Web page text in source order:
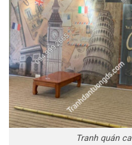
Tranh quán